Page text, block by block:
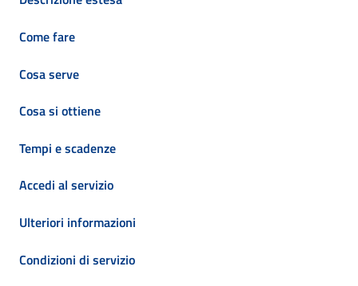
Come fare
Cosa serve
Cosa si ottiene
Tempi e scadenze
Accedi al servizio
Ulteriori informazioni
Condizioni di servizio